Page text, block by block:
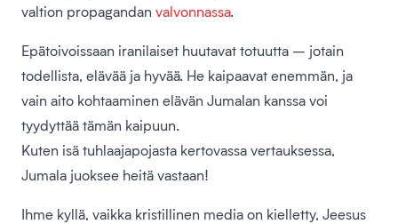
valtion propagandan valvonnassa.
Epätoivoissaan iranilaiset huutavat totuutta – jotain
todellista, elävää ja hyvää. He kaipaavat enemmän, ja
vain aito kohtaaminen elävän Jumalan kanssa voi
tyydyttää tämän kaipuun.
Kuten isä tuhlaajapojasta kertovassa vertauksessa,
Jumala juoksee heitä vastaan!
Ihme kyllä, vaikka kristillinen media on kielletty, Jeesus